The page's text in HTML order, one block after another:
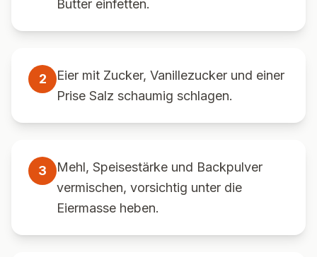
Butter einfetten.
2
Eier mit Zucker, Vanillezucker und einer
Prise Salz schaumig schlagen.
3
Mehl, Speisestärke und Backpulver
vermischen, vorsichtig unter die
Eiermasse heben.